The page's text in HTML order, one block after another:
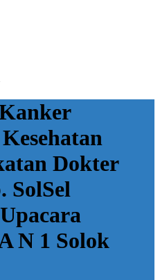
Dokter
SolSel
N 1 Solok